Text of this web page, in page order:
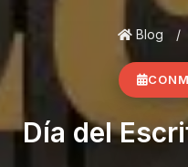
Blog /
Día del